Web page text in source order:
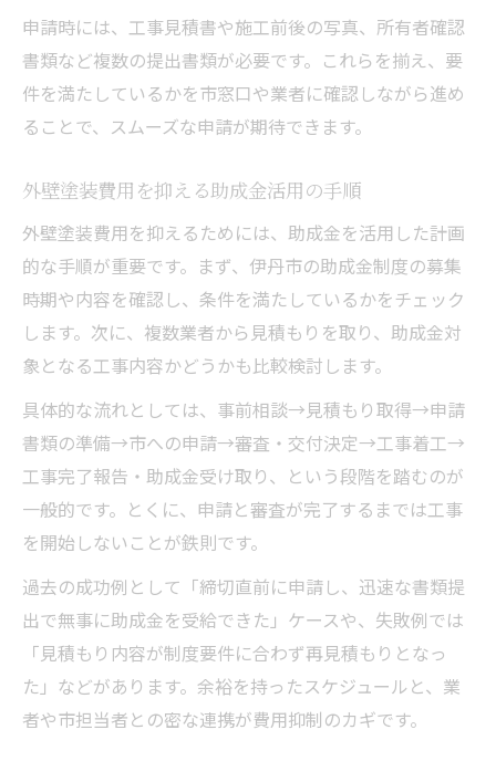
申請時には、工事見積書や施工前後の写真、所有者確認
書類など複数の提出書類が必要です。これらを揃え、要
件を満たしているかを市窓口や業者に確認しながら進め
ることで、スムーズな申請が期待できます。
外壁塗装費用を抑える助成金活用の手順
外壁塗装費用を抑えるためには、助成金を活用した計画
的な手順が重要です。まず、伊丹市の助成金制度の募集
時期や内容を確認し、条件を満たしているかをチェック
します。次に、複数業者から見積もりを取り、助成金対
象となる工事内容かどうかも比較検討します。
具体的な流れとしては、事前相談→見積もり取得→申請
書類の準備→市への申請→審査・交付決定→工事着工→
工事完了報告・助成金受け取り、という段階を踏むのが
一般的です。とくに、申請と審査が完了するまでは工事
を開始しないことが鉄則です。
過去の成功例として「締切直前に申請し、迅速な書類提
出で無事に助成金を受給できた」ケースや、失敗例では
「見積もり内容が制度要件に合わず再見積もりとなっ
た」などがあります。余裕を持ったスケジュールと、業
者や市担当者との密な連携が費用抑制のカギです。